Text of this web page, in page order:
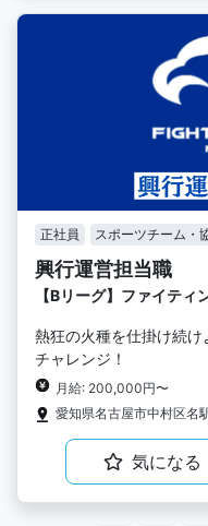
正社員 スポーツチーム・
興行運営担当職
【Bリーグ】ファイテ
熱狂の火種を仕掛け続
チャレンジ！
月給: 200,000円〜
愛知県名古屋市中村区名
気になる